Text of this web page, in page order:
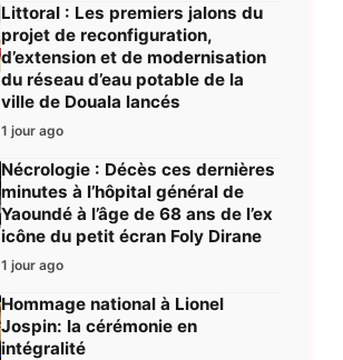
Littoral : Les premiers jalons du
projet de reconfiguration,
d’extension et de modernisation
du réseau d’eau potable de la
ville de Douala lancés
1 jour ago
Nécrologie : Décès ces dernières
minutes à l’hôpital général de
Yaoundé à l’âge de 68 ans de l’ex
icône du petit écran Foly Dirane
1 jour ago
Hommage national à Lionel
Jospin: la cérémonie en
intégralité